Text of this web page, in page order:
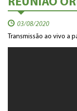
REUNIÃO
03/08/2020
Transmissão ao vivo a